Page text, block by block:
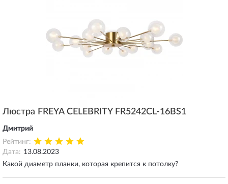
Люстра FREYA CELEBRITY FR5242CL-16BS1
Дмитрий
Рейтинг:
Дата: 13.08.2023
Какой диаметр планки, которая крепится к потолку?